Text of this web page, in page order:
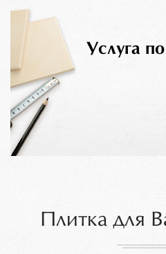
Услуга
Плитка для